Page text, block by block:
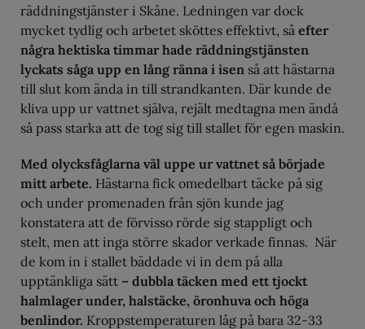
räddningstjänster i Skåne. Ledningen var dock
mycket tydlig och arbetet sköttes effektivt, så efter
några hektiska timmar hade räddningstjänsten
lyckats såga upp en lång ränna i isen så att hästarna
till slut kom ända in till strandkanten. Där kunde de
kliva upp ur vattnet själva, rejält medtagna men ändå
så pass starka att de tog sig till stallet för egen maskin.
Med olycksfåglarna väl uppe ur vattnet så började
mitt arbete. Hästarna fick omedelbart täcke på sig
och under promenaden från sjön kunde jag
konstatera att de förvisso rörde sig stappligt och
stelt, men att inga större skador verkade finnas. När
de kom in i stallet bäddade vi in dem på alla
upptänkliga sätt – dubbla täcken med ett tjockt
halmlager under, halstäcke, öronhuva och höga
benlindor. Kroppstemperaturen låg på bara 32-33